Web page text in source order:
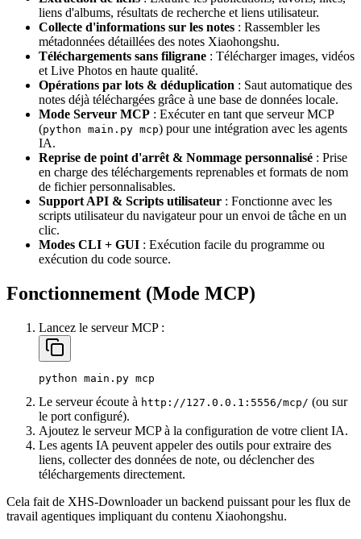
liens d'albums, résultats de recherche et liens utilisateur.
Collecte d'informations sur les notes : Rassembler les
métadonnées détaillées des notes Xiaohongshu.
Téléchargements sans filigrane : Télécharger images, vidéos
et Live Photos en haute qualité.
Opérations par lots & déduplication : Saut automatique des
notes déjà téléchargées grâce à une base de données locale.
Mode Serveur MCP : Exécuter en tant que serveur MCP
(python main.py mcp) pour une intégration avec les agents
IA.
Reprise de point d'arrêt & Nommage personnalisé : Prise
en charge des téléchargements reprenables et formats de nom
de fichier personnalisables.
Support API & Scripts utilisateur : Fonctionne avec les
scripts utilisateur du navigateur pour un envoi de tâche en un
clic.
Modes CLI + GUI : Exécution facile du programme ou
exécution du code source.
Fonctionnement (Mode MCP)
Lancez le serveur MCP :
Le serveur écoute à http://127.0.0.1:5556/mcp/ (ou sur
le port configuré).
Ajoutez le serveur MCP à la configuration de votre client IA.
Les agents IA peuvent appeler des outils pour extraire des
liens, collecter des données de note, ou déclencher des
téléchargements directement.
Cela fait de XHS-Downloader un backend puissant pour les flux de
travail agentiques impliquant du contenu Xiaohongshu.